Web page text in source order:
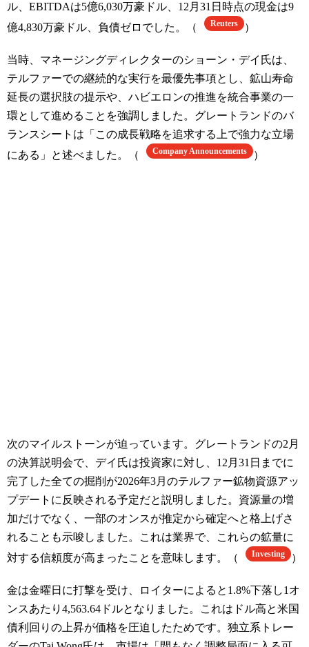
ル、EBITDAは5億6,030万豪ドル、12月31日時点の現金は9
億4,830万豪ドル、負債ゼロでした。（
Reuters ）
当時、マネージングディレクターのショーン・デイ氏は、
テルファーでの継続的な実行を最優先事項とし、鉱山寿命
延長の選択肢の提示や、ハビエロンの推進を統合事業の一
環として進めることを強調しました。グレートランドのバ
ランスシートは「この成長戦略を追求する上で強力な立場
にある」と述べました。（
Company Announcements ）
次のマイルストーンが迫っています。グレートランドの2月
の決算説明会で、デイ氏は投資家に対し、12月31日までに
完了した全ての掘削が2026年3月のテルファー鉱物資源アッ
プデートに反映される予定だと説明しました。資源量の増
加だけでなく、一部のオンスが推定から確定へと格上げさ
れることも示唆しました。これは業界で、これらの鉱量に
対する信頼度が高まったことを意味します。（
Investing ）
金は金曜日に打撃を受け、ロイターによると1.8%下落し1オ
ンスあたり4,563.64ドルとなりました。これはドル高と米国
債利回りの上昇が価格を圧迫したためです。独立系トレー